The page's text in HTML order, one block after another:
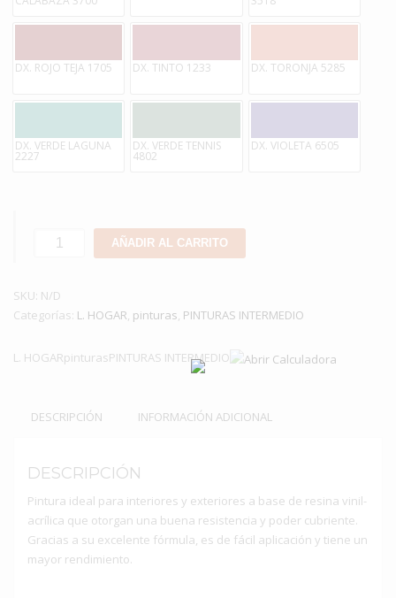
DX. ROJO TEJA 1705 DX. TINTO 1233 DX. TORONJA 5285
DX. VERDE LAGUNA
2227
DX. VERDE TENNIS
4802
DX. VIOLETA 6505
Látex
Mate
de
gl
AÑADIR AL CARRITO
SKU: N/D
Categorías: L. HOGAR, pinturas, PINTURAS INTERMEDIO
L. HOGARpinturasPINTURAS INTERMEDIO
DESCRIPCIÓN INFORMACIÓN ADICIONAL
DESCRIPCIÓN
Pintura ideal para interiores y exteriores a base de resina vinil-
acrílica que otorgan una buena resistencia y poder cubriente.
Gracias a su excelente fórmula, es de fácil aplicación y tiene un
mayor rendimiento.